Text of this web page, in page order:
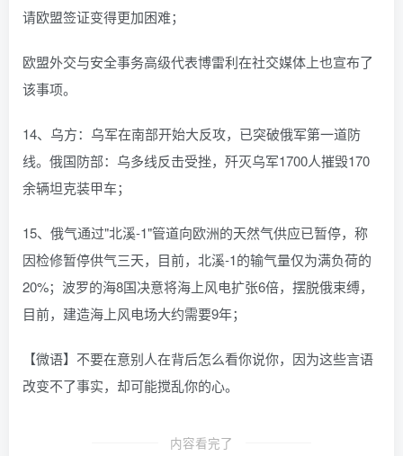
请欧盟签证变得更加困难；
欧盟外交与安全事务高级代表博雷利在社交媒体上也宣布了
该事项。
14、乌方：乌军在南部开始大反攻，已突破俄军第一道防
线。俄国防部：乌多线反击受挫，歼灭乌军1700人摧毁170
余辆坦克装甲车；
15、俄气通过"北溪-1"管道向欧洲的天然气供应已暂停，称
因检修暂停供气三天，目前，北溪-1的输气量仅为满负荷的
20%；波罗的海8国决意将海上风电扩张6倍，摆脱俄束缚，
目前，建造海上风电场大约需要9年；
【微语】不要在意别人在背后怎么看你说你，因为这些言语
改变不了事实，却可能搅乱你的心。
内容看完了